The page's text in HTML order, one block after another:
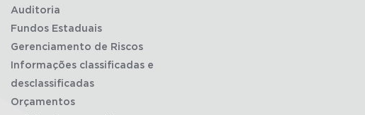
Auditoria
Fundos Estaduais
Gerenciamento de Riscos
Informações classificadas e
desclassificadas
Orçamentos